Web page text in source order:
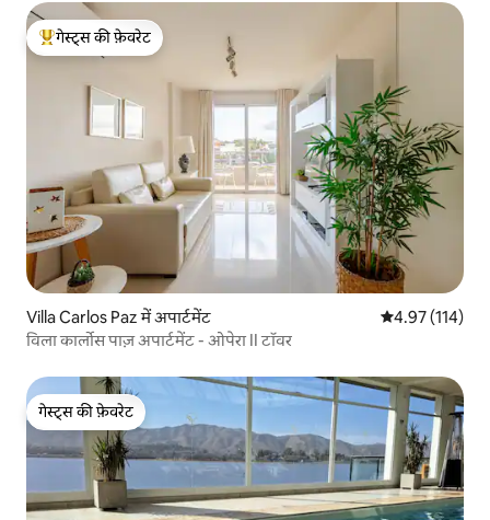
गेस्ट्स का टॉप फ़ेवरेट
गेस्ट्स की फ़ेवरेट
Villa Carlos Paz में अपार्टमेंट औसत रेटिंग 5 में से
4.97 (114)
विला कार्लोस पाज़ अपार्टमेंट - ओपेरा II टॉवर
गेस्ट्स की फ़ेवरेट
गेस्ट्स की फ़ेवरेट